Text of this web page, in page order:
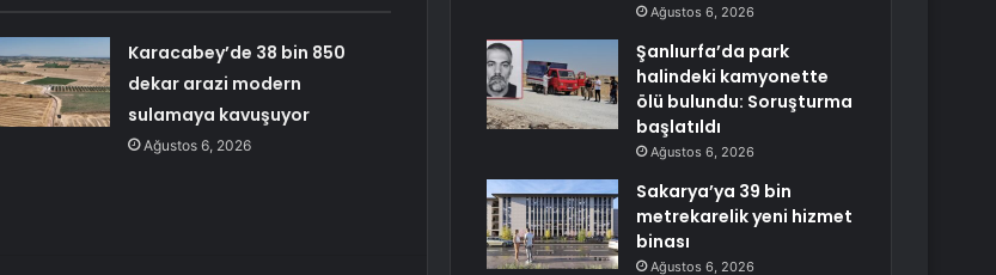
Karacabey’de 38 bin 850
dekar arazi modern
sulamaya kavuşuyor
Ağustos 6, 2026
Ağustos 6, 2026
Şanlıurfa’da park
halindeki kamyonette
ölü bulundu: Soruşturma
başlatıldı
Ağustos 6, 2026
Sakarya’ya 39 bin
metrekarelik yeni hizmet
binası
Ağustos 6, 2026